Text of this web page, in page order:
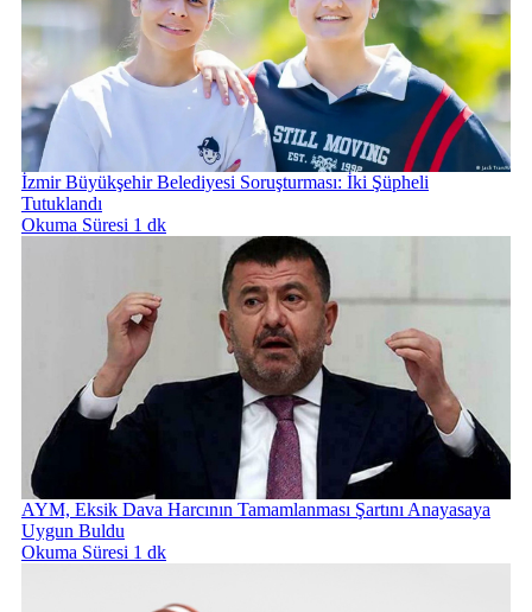
İzmir Büyükşehir Belediyesi Soruşturması: İki Şüpheli
Tutuklandı
Okuma Süresi 1 dk
AYM, Eksik Dava Harcının Tamamlanması Şartını Anayasaya
Uygun Buldu
Okuma Süresi 1 dk